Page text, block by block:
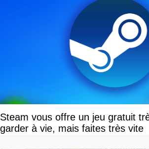
Steam vous offre un jeu gratuit
garder à vie, mais faites très vite